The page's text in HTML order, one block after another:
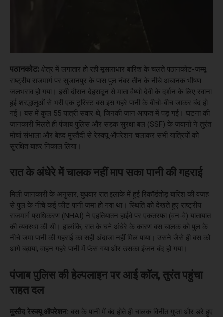
पठानकोट: क्षेत्र में लगातार हो रही मूसलाधार बारिश के चलते पठानकोट-जम्मू
राष्ट्रीय राजमार्ग पर सुजानपुर के पास पुल नंबर तीन के नीचे अचानक भीषण
जलभराव हो गया। इसी दौरान देहरादून से माता वैष्णो देवी के दर्शन के लिए रवाना
हुई श्रद्धालुओं से भरी एक टूरिस्ट बस इस गहरे पानी के बीचो-बीच जाकर बंद हो
गई। बस में कुल 55 यात्री सवार थे, जिनकी जान आफत में पड़ गई। घटना की
जानकारी मिलते ही पंजाब पुलिस और सड़क सुरक्षा बल (SSF) के जवानों ने तुरंत
मोर्चा संभाला और बेहद मुस्तैदी से रेस्क्यू ऑपरेशन चलाकर सभी यात्रियों को
सुरक्षित बाहर निकाल लिया।
रात के अंधेरे में चालक नहीं माप सका पानी की गहराई
मिली जानकारी के अनुसार, बुधवार रात इलाके में हुई रिकॉर्डतोड़ बारिश की वजह
से पुल के नीचे कई फीट पानी जमा हो गया था। स्थिति को देखते हुए राष्ट्रीय
राजमार्ग प्राधिकरण (NHAI) ने एहतियातन हाईवे पर एकतरफा (वन-वे) यातायात
की व्यवस्था की थी। हालांकि, रात के घने अंधेरे के कारण बस चालक को पुल के
नीचे जमा पानी की गहराई का सही अंदाजा नहीं मिल पाया। उसने जैसे ही बस को
आगे बढ़ाया, वाहन गहरे पानी में फंस गया और उसका इंजन बंद हो गया।
पंजाब पुलिस की हेल्पलाइन पर आई कॉल, तुरंत पहुंचा
राहत दल
मुस्तैद रेस्क्यू ऑपरेशन: बस के पानी में बंद होते ही चालक विनीत गुप्ता और डरे हुए